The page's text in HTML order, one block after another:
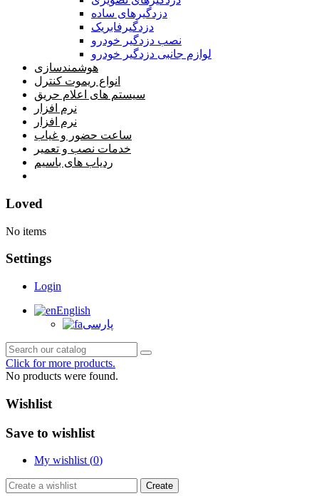
دزدگیرهای ساده
دزدگیرفابریک
نصب دزدگیر خودرو
لوازم جانبی دزدگیر خودرو
هوشمندسازی
انواع ریموت کنترل
سیستم های اعلام حریق
نرم افزار
نرم افزار
ساعت حضور و غیاب
خدمات نصب و تعمیر
ردیاب های باسیم
Loved
No items
Settings
Login
English
پارسی
Click for more products.
No products were found.
Wishlist
Save to wishlist
My wishlist (0)
Create